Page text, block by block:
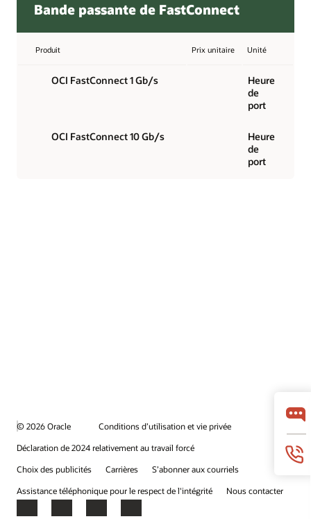
Bande passante de FastConnect
Produit Prix unitaire Unité
OCI FastConnect 1 Gb/s
Heure
de
port
OCI FastConnect 10 Gb/s
Heure
de
port
© 2026 Oracle
Conditions d’utilisation et vie privée
Déclaration de 2024 relativement au travail forcé
Choix des publicités
Carrières
S’abonner aux courriels
Assistance téléphonique pour le respect de l'intégrité
Nous contacter
Facebook
X LinkedInYouTube